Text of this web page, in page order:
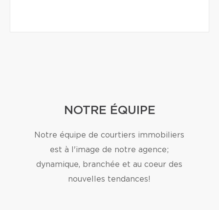
NOTRE ÉQUIPE
Notre équipe de courtiers immobiliers
est à l'image de notre agence;
dynamique, branchée et au coeur des
nouvelles tendances!